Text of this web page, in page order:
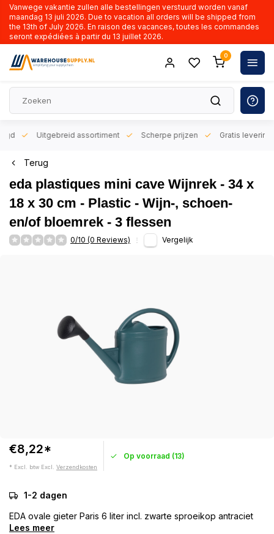
Vanwege vakantie zullen alle bestellingen verstuurd worden vanaf
maandag 13 juli 2026. Due to vacation all orders will be shipped from
the 13th of July 2026. En raison des vacances, toutes les commandes
seront expédiées à partir du 13 juillet 2026.
0
Uitgebreid assortiment Scherpe prijzen Gratis levering
Terug
eda plastiques mini cave Wijnrek - 34 x
18 x 30 cm - Plastic - Wijn-, schoen-
en/of bloemrek - 3 flessen
0/10 (0 Reviews) Vergelijk
€8,22*
* Excl. btw Excl. Verzendkosten
Op voorraad (13)
1-2 dagen
EDA ovale gieter Paris 6 liter incl. zwarte sproeikop antraciet
Lees meer